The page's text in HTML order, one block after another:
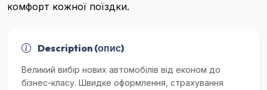
комфорт кожної поїздки.
Description (опис)
Великий вибір нових автомобілів від економ до
бізнес-класу. Швидке оформлення, страхування